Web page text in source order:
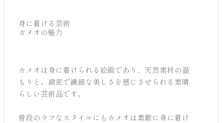
身に着ける芸術
カメオの魅力
カメオは身に着けられる絵画であり、天然素材の温
もりと、緻密で繊細な美しさを感じさせられる素晴
らしい芸術品です。
普段のラフなスタイルにもカメオは素敵に身に着け